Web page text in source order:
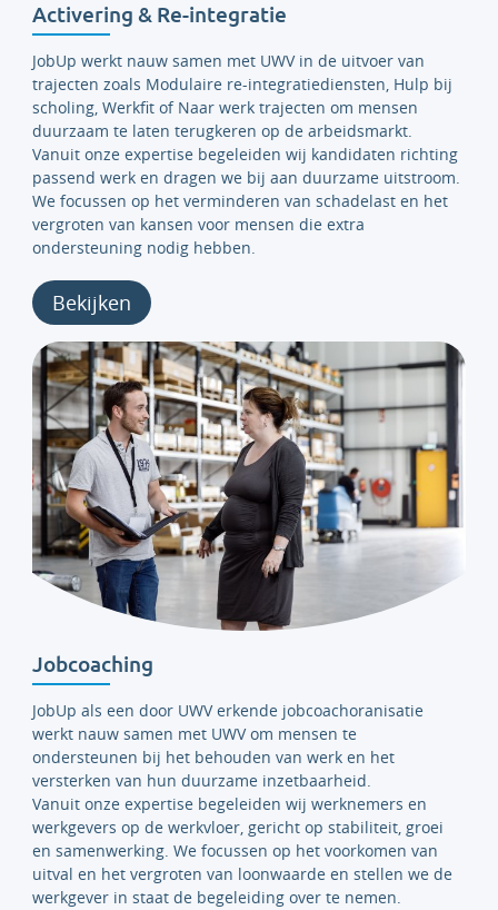
Activering & Re-integratie
JobUp werkt nauw samen met UWV in de uitvoer van
trajecten zoals Modulaire re-integratiediensten, Hulp bij
scholing, Werkfit of Naar werk trajecten om mensen
duurzaam te laten terugkeren op de arbeidsmarkt.
Vanuit onze expertise begeleiden wij kandidaten richting
passend werk en dragen we bij aan duurzame uitstroom.
We focussen op het verminderen van schadelast en het
vergroten van kansen voor mensen die extra
ondersteuning nodig hebben.
Bekijken
Jobcoaching
JobUp als een door UWV erkende jobcoachoranisatie
werkt nauw samen met UWV om mensen te
ondersteunen bij het behouden van werk en het
versterken van hun duurzame inzetbaarheid.
Vanuit onze expertise begeleiden wij werknemers en
werkgevers op de werkvloer, gericht op stabiliteit, groei
en samenwerking. We focussen op het voorkomen van
uitval en het vergroten van loonwaarde en stellen we de
werkgever in staat de begeleiding over te nemen.